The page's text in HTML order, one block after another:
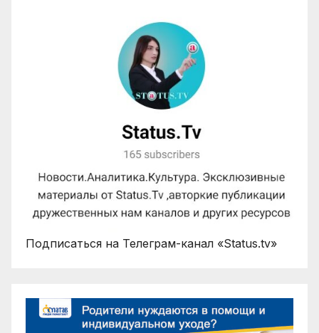
Подписаться на Телеграм-канал «Status.tv»